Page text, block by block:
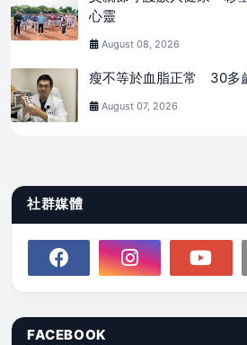
心靈
August 08, 2026
瘦不等於血脂正常 30多
August 07, 2026
社群媒體
FACEBOOK